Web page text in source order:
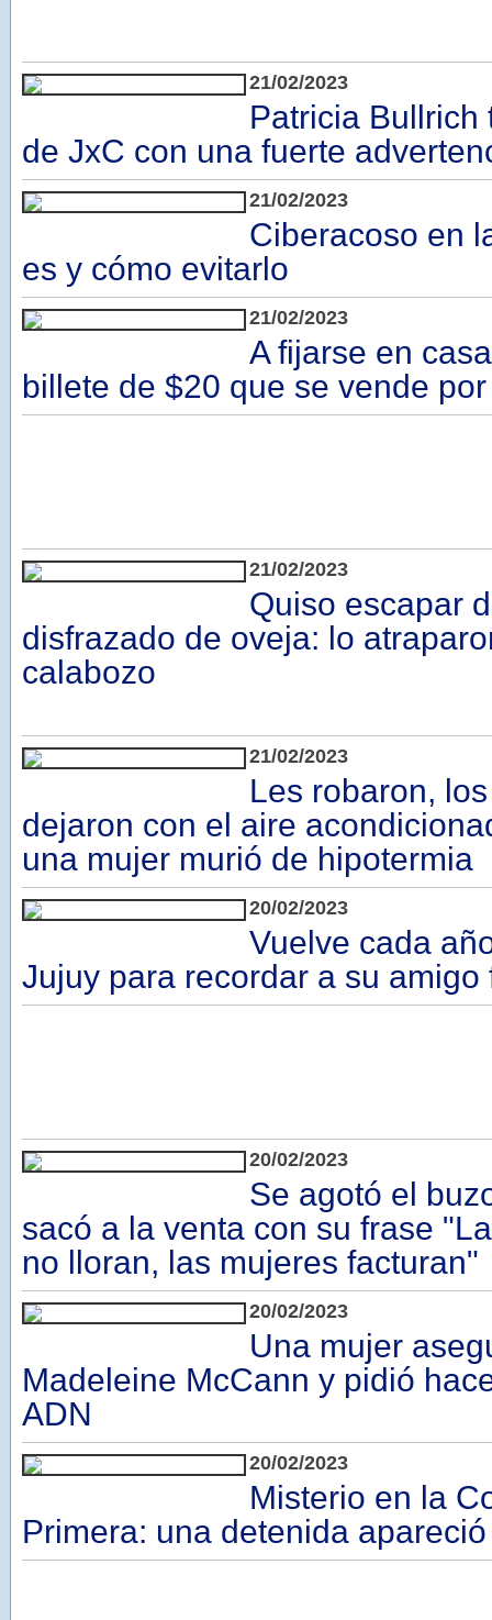
21/02/2023
Patricia Bullrich
de JxC con una fuerte
21/02/2023
Ciberacoso en
es y cómo evitarlo
21/02/2023
A fijarse en
billete de $20 que se vende
21/02/2023
Quiso escapar
disfrazado de oveja: lo
calabozo
21/02/2023
Les robaron,
dejaron con el aire
una mujer murió de hipotermia
20/02/2023
Vuelve cada
Jujuy para recordar a su amigo
20/02/2023
Se agotó el
sacó a la venta con su frase
no lloran, las mujeres facturan"
20/02/2023
Una mujer
Madeleine McCann y pidió
ADN
20/02/2023
Misterio en la
Primera: una detenida